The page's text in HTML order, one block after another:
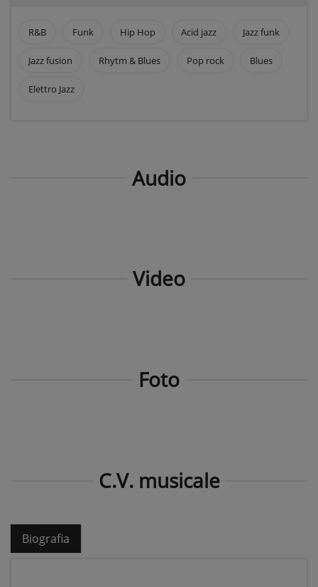
R&B Funk Hip Hop Acid jazz Jazz funk
Jazz fusion Rhytm & Blues Pop rock Blues
Elettro Jazz
Audio
Video
Foto
C.V. musicale
Biografia